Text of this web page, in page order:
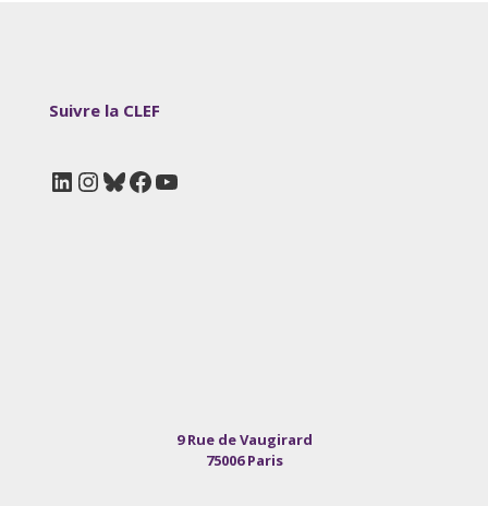
Suivre la CLEF
LinkedIn
Instagram
Bluesky
Facebook
YouTube
9 Rue de Vaugirard
75006 Paris